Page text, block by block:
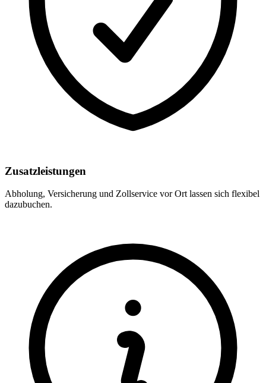
Zusatzleistungen
Abholung, Versicherung und Zollservice vor Ort lassen sich flexibel
dazubuchen.